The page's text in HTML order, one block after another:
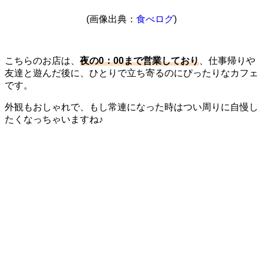
(画像出典： 食べログ)
こちらのお店は、 夜の0：00まで営業しており 、仕事帰りや
友達と遊んだ後に、ひとりで立ち寄るのにぴったりなカフェ
です。
外観もおしゃれで、もし常連になった時はつい周りに自慢し
たくなっちゃいますね♪